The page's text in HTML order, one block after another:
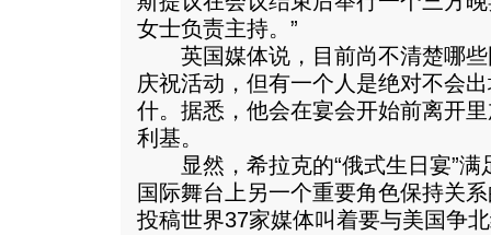
女士负责主持。”
英国媒体说，目前尚不清楚哪些
庆祝活动，但有一个人是绝对不会
什。据悉，他会在宴会开始前离开
利基。
显然，希拉克的“俄式生日宴”满
国际舞台上另一个重要角色保持关
投稿世界37家媒体叫着要与美国争